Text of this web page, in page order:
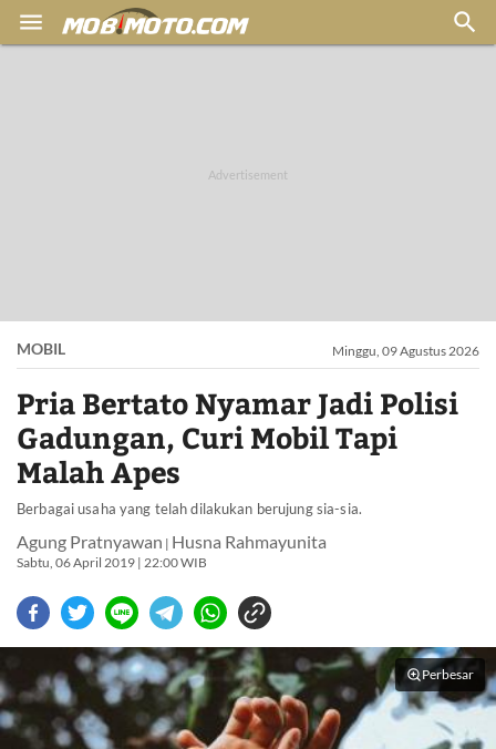
 
MOBIL Minggu, 09 Agustus 2026
Pria Bertato Nyamar Jadi Polisi
Gadungan, Curi Mobil Tapi
Malah Apes
Berbagai usaha yang telah dilakukan berujung sia-sia.
Agung Pratnyawan | Husna Rahmayunita
Sabtu, 06 April 2019 | 22:00 WIB
Perbesar